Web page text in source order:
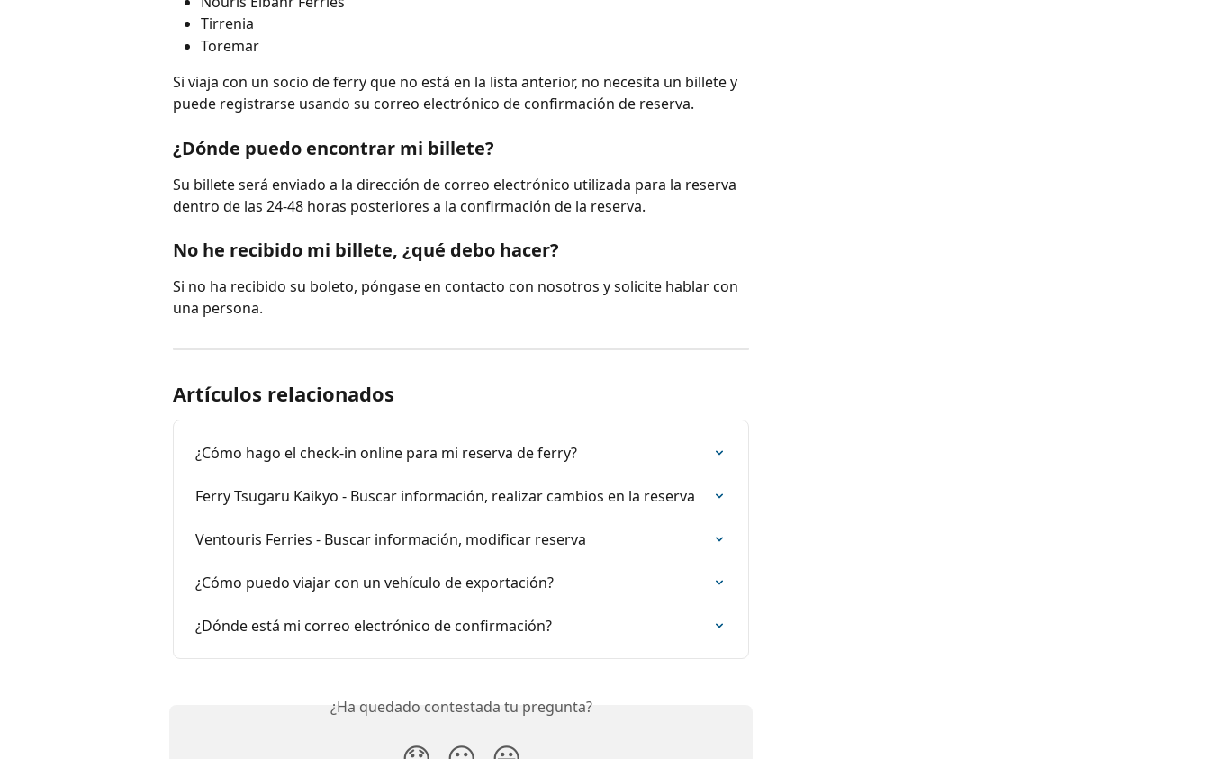
Tirrenia
Toremar
Si viaja con un socio de ferry que no está en la lista anterior, no necesita un billete y
puede registrarse usando su correo electrónico de confirmación de reserva.
¿Dónde puedo encontrar mi billete?
Su billete será enviado a la dirección de correo electrónico utilizada para la reserva
dentro de las 24-48 horas posteriores a la confirmación de la reserva.
No he recibido mi billete, ¿qué debo hacer?
Si no ha recibido su boleto, póngase en contacto con nosotros y solicite hablar con
una persona.
Artículos relacionados
¿Cómo hago el check-in online para mi reserva de ferry?
Ferry Tsugaru Kaikyo - Buscar información, realizar cambios en la reserva
Ventouris Ferries - Buscar información, modificar reserva
¿Cómo puedo viajar con un vehículo de exportación?
¿Dónde está mi correo electrónico de confirmación?
¿Ha quedado contestada tu pregunta?